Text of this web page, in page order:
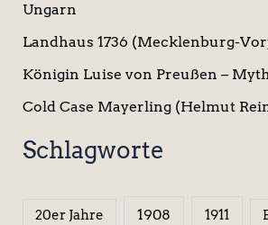
Ungarn
Landhaus 1736 (Mecklenburg-
Königin Luise von Preußen –
Cold Case Mayerling (Helmut
Schlagworte
20er Jahre 1908 1911